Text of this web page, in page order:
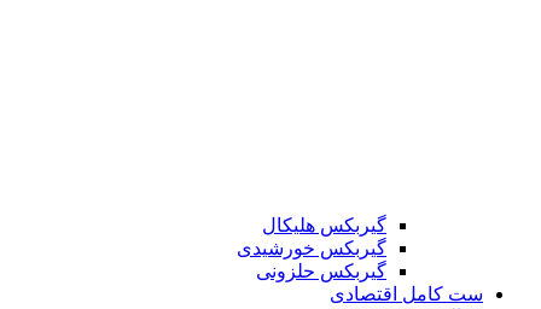
گیربکس هلیکال
گیربکس خورشیدی
گیربکس حلزونی
ست کامل اقتصادی